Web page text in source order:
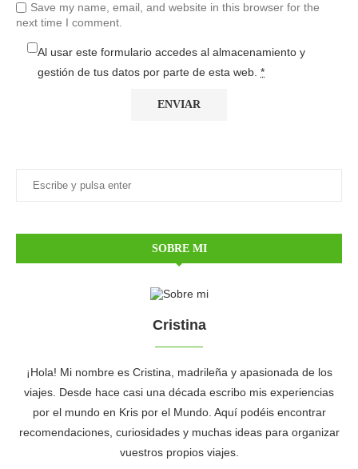
Save my name, email, and website in this browser for the
next time I comment.
Al usar este formulario accedes al almacenamiento y
gestión de tus datos por parte de esta web. *
SOBRE MI
Cristina
¡Hola! Mi nombre es Cristina, madrileña y apasionada de los
viajes. Desde hace casi una década escribo mis experiencias
por el mundo en Kris por el Mundo. Aquí podéis encontrar
recomendaciones, curiosidades y muchas ideas para organizar
vuestros propios viajes.